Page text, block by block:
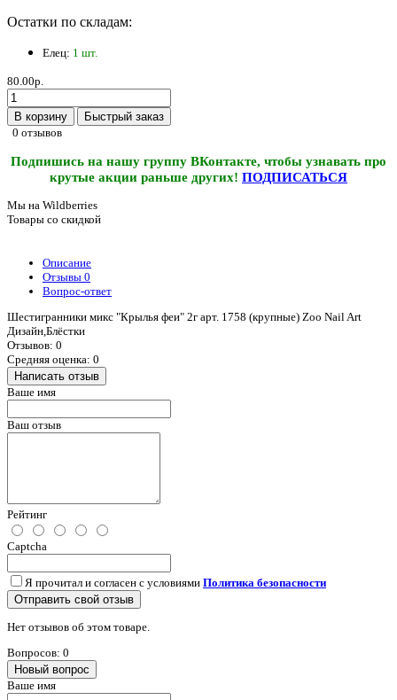
Остатки по складам:
Елец: 1 шт.
80.00р.
В корзину
Быстрый заказ
0 отзывов
Подпишись на нашу группу ВКонтакте, чтобы узнавать про
крутые акции раньше других! ПОДПИСАТЬСЯ
Мы на Wildberries
Товары со скидкой
Описание
Отзывы 0
Вопрос-ответ
Шестигранники микс "Крылья феи" 2г арт. 1758 (крупные) Zoo Nail Art
Дизайн,Блёстки
Отзывов: 0
Средняя оценка: 0
Написать отзыв
Ваше имя
Ваш отзыв
Рейтинг
Captcha
Я прочитал и согласен с условиями Политика безопасности
Отправить свой отзыв
Нет отзывов об этом товаре.
Вопросов: 0
Новый вопрос
Ваше имя